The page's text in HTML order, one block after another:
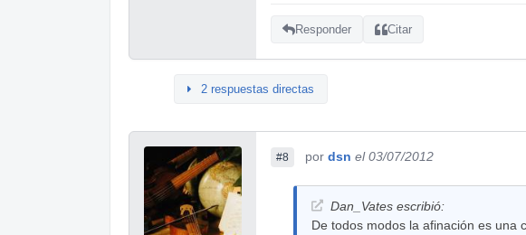
Responder Citar
2 respuestas directas
#8 por dsn el 03/07/2012
Dan_Vates escribió:
De todos modos la afinación es una